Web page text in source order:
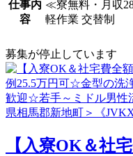
仕事内
容
≪寮無料・月収
軽作業 交替制
募集が停止しています
【入寮OK＆社